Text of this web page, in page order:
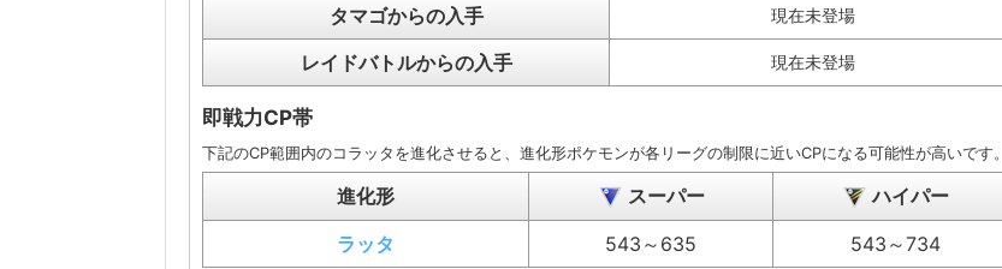
タマゴからの入手
現在未登場
レイドバトルからの入手 現在未登場
即戦力CP帯
下記のCP範囲内のコラッタを進化させると、進化形ポケモンが各リーグの制限に近いCPになる可能性が高いです。
進化形 スーパー
ハイパー
ラッタ
543～635 543～734